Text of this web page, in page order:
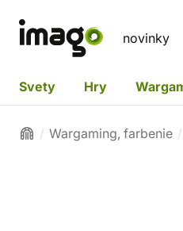
novinky
Svety Hry
Wargaming, farbenie